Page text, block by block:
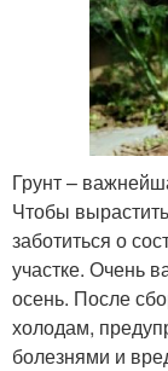
Грунт –
Чтобы
заботиться о
участке. Очень
осень. После
холодам,
болезнями и